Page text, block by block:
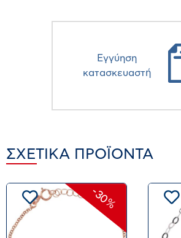
Eγγύηση
κατασκευαστή
ΣΧΕΤΙΚΆ ΠΡΟΪΌΝΤΑ
-30%